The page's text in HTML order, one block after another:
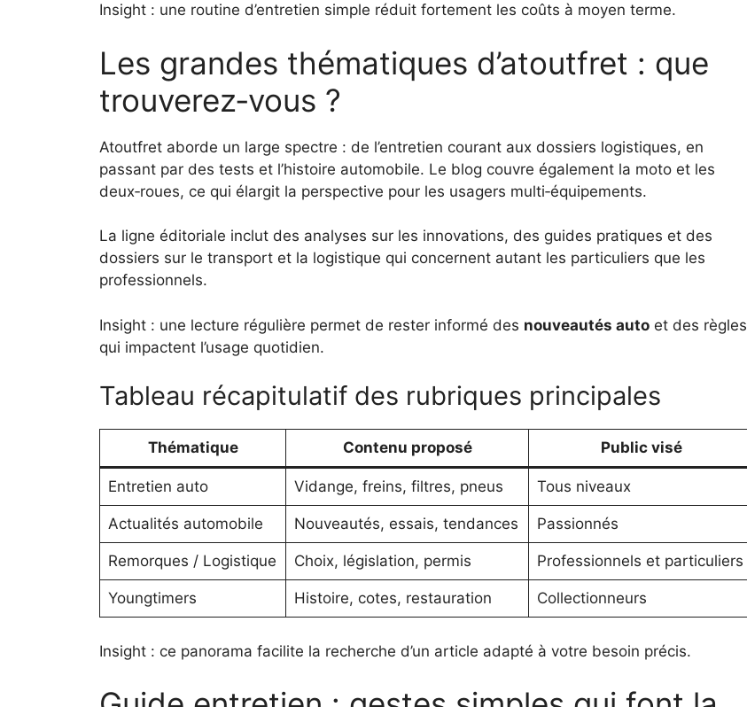
Insight : une routine d’entretien simple réduit fortement les coûts à moyen terme.
Les grandes thématiques d’atoutfret : que
trouverez‑vous ?
Atoutfret aborde un large spectre : de l’entretien courant aux dossiers logistiques, en
passant par des tests et l’histoire automobile. Le blog couvre également la moto et les
deux‑roues, ce qui élargit la perspective pour les usagers multi‑équipements.
La ligne éditoriale inclut des analyses sur les innovations, des guides pratiques et des
dossiers sur le transport et la logistique qui concernent autant les particuliers que les
professionnels.
Insight : une lecture régulière permet de rester informé des nouveautés auto et des règles
qui impactent l’usage quotidien.
Tableau récapitulatif des rubriques principales
Thématique Contenu proposé Public visé
Entretien auto Vidange, freins, filtres, pneus Tous niveaux
Actualités automobile Nouveautés, essais, tendances Passionnés
Remorques / Logistique Choix, législation, permis Professionnels et particuliers
Youngtimers Histoire, cotes, restauration Collectionneurs
Insight : ce panorama facilite la recherche d’un article adapté à votre besoin précis.